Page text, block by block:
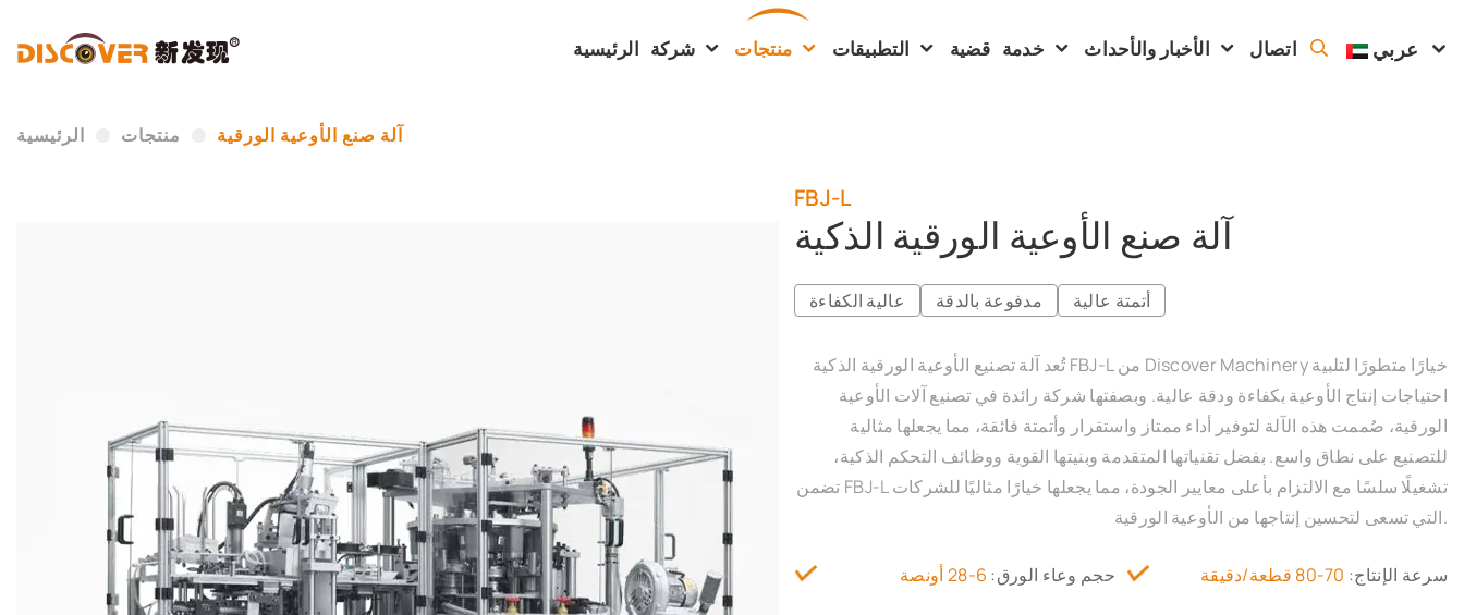
الرئيسية شركة منتجات التطبيقات قضية خدمة الأخبار والأحداث اتصال
الرئيسية منتجات آلة صنع الأوعية الورقية
FBJ-L
آلة صنع الأوعية الورقية الذكية
عالية الكفاءة مدفوعة بالدقة أتمتة عالية
تُعد آلة تصنيع الأوعية الورقية الذكية FBJ-L من Discover Machinery خيارًا متطورًا لتلبية
احتياجات إنتاج الأوعية بكفاءة ودقة عالية. وبصفتها شركة رائدة في تصنيع آلات الأوعية
الورقية، صُممت هذه الآلة لتوفير أداء ممتاز واستقرار وأتمتة فائقة، مما يجعلها مثالية
للتصنيع على نطاق واسع. بفضل تقنياتها المتقدمة وبنيتها القوية ووظائف التحكم الذكية،
تضمن FBJ-L تشغيلًا سلسًا مع الالتزام بأعلى معايير الجودة، مما يجعلها خيارًا مثاليًا للشركات
التي تسعى لتحسين إنتاجها من الأوعية الورقية.
حجم وعاء الورق: 6-28 أونصة سرعة الإنتاج: 70-80 قطعة/دقيقة